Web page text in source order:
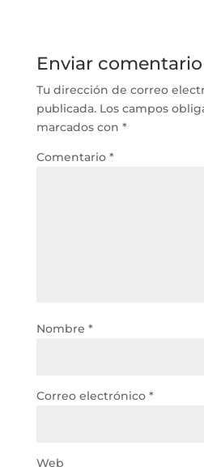
Enviar comentario
Tu dirección de correo
publicada. Los campos
marcados con *
Comentario *
Nombre *
Correo electrónico *
Web